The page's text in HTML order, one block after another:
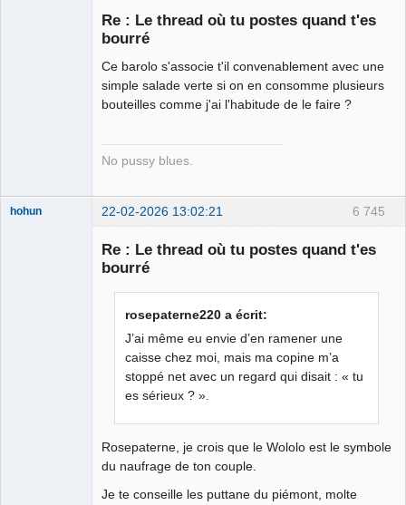
Re : Le thread où tu postes quand t'es
bourré
Ce barolo s'associe t'il convenablement avec une
simple salade verte si on en consomme plusieurs
bouteilles comme j'ai l'habitude de le faire ?
No pussy blues.
6 745
hohun 22-02-2026 13:02:21
Re : Le thread où tu postes quand t'es
bourré
rosepaterne220 a écrit:
J’ai même eu envie d’en ramener une
caisse chez moi, mais ma copine m’a
stoppé net avec un regard qui disait : « tu
es sérieux ? ».
Rosepaterne, je crois que le Wololo est le symbole
du naufrage de ton couple.
Je te conseille les puttane du piémont, molte